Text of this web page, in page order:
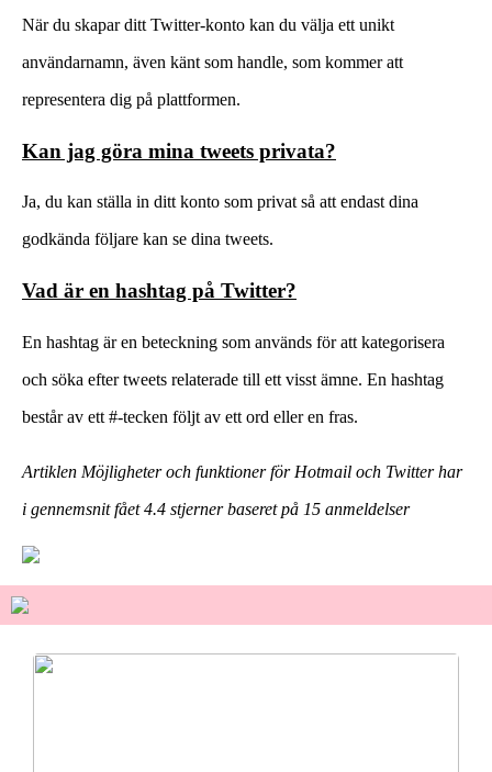
När du skapar ditt Twitter-konto kan du välja ett unikt
användarnamn, även känt som handle, som kommer att
representera dig på plattformen.
Kan jag göra mina tweets privata?
Ja, du kan ställa in ditt konto som privat så att endast dina
godkända följare kan se dina tweets.
Vad är en hashtag på Twitter?
En hashtag är en beteckning som används för att kategorisera
och söka efter tweets relaterade till ett visst ämne. En hashtag
består av ett #-tecken följt av ett ord eller en fras.
Artiklen Möjligheter och funktioner för Hotmail och Twitter har
i gennemsnit fået4.4 stjerner baseret på 15 anmeldelser